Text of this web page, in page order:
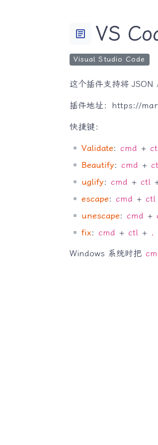
article VS
Visual Studio Code
这个插件支持将 JSON
插件地址：https://
快捷键：
Validate: cmd +
Beautify: cmd +
uglify: cmd + ctl
escape: cmd + ctl
unescape: cmd +
fix: cmd + ctl + .
Windows 系统时把